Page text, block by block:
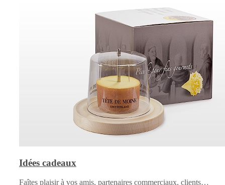
Idées cadeaux
Faîtes plaisir à vos amis, partenaires commerciaux, clients…